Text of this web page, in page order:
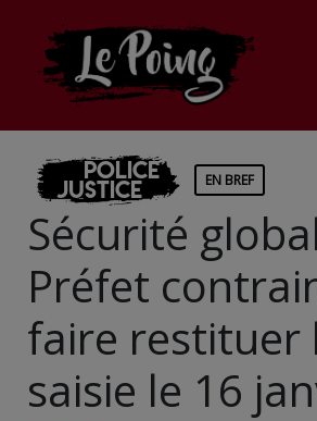
Police
Justice EN BREF
Sécurité
Préfet
faire restituer
saisie le 16